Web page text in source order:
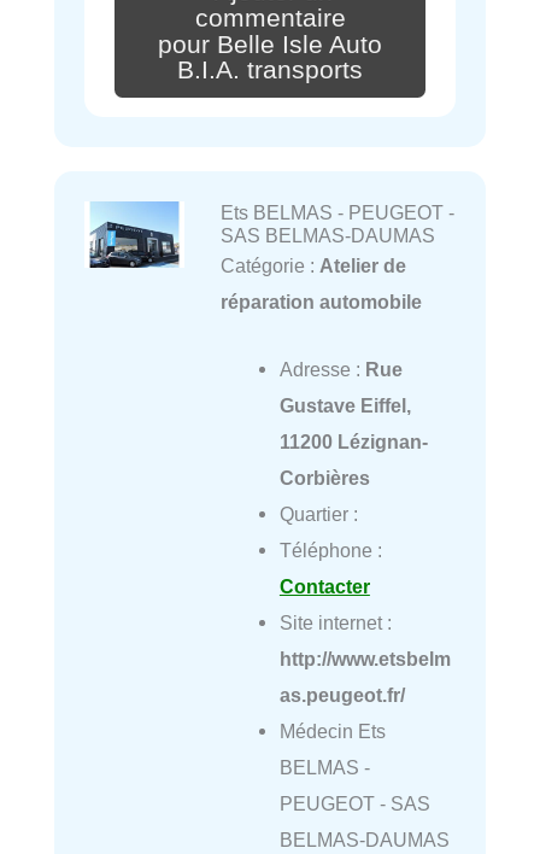
commentaire
pour Belle Isle Auto
B.I.A. transports
Ets BELMAS - PEUGEOT -
SAS BELMAS-DAUMAS
Catégorie : Atelier de
réparation automobile
Adresse : Rue
Gustave Eiffel,
11200 Lézignan-
Corbières
Quartier :
Téléphone :
Contacter
Site internet :
http://www.etsbelm
as.peugeot.fr/
Médecin Ets
BELMAS -
PEUGEOT - SAS
BELMAS-DAUMAS